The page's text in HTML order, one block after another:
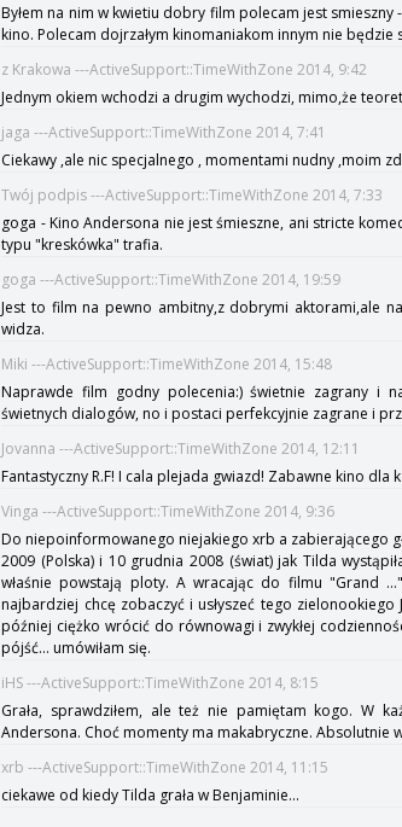
Byłem na nim w kwietiu dobry film polecam jest
kino. Polecam dojrzałym kinomaniakom innym nie będzie
z Krakowa ---ActiveSupport::TimeWithZone 2014, 9:42
Jednym okiem wchodzi a drugim wychodzi, mimo,że
jaga ---ActiveSupport::TimeWithZone 2014, 7:41
Ciekawy ,ale nic specjalnego , momentami nudny ,moim
Twój podpis ---ActiveSupport::TimeWithZone 2014, 7:33
goga - Kino Andersona nie jest śmieszne, ani stricte
typu "kreskówka" trafia.
goga ---ActiveSupport::TimeWithZone 2014, 19:59
Jest to film na pewno ambitny,z dobrymi aktorami,ale
widza.
Miki ---ActiveSupport::TimeWithZone 2014, 15:48
Naprawde film godny polecenia:) świetnie zagrany i
świetnych dialogów, no i postaci perfekcyjnie zagrane i
Jovanna ---ActiveSupport::TimeWithZone 2014, 12:11
Fantastyczny R.F! I cala plejada gwiazd! Zabawne kino dla
Vinga ---ActiveSupport::TimeWithZone 2014, 9:36
Do niepoinformowanego niejakiego xrb a zabierającego
2009 (Polska) i 10 grudnia 2008 (świat) jak Tilda
właśnie powstają ploty. A wracając do filmu "Grand
najbardziej chcę zobaczyć i usłyszeć tego
później ciężko wrócić do równowagi i zwykłej
pójść... umówiłam się.
iHS ---ActiveSupport::TimeWithZone 2014, 8:15
Grała, sprawdziłem, ale też nie pamiętam kogo. W
Andersona. Choć momenty ma makabryczne. Absolutnie
xrb ---ActiveSupport::TimeWithZone 2014, 11:15
ciekawe od kiedy Tilda grała w Benjaminie...